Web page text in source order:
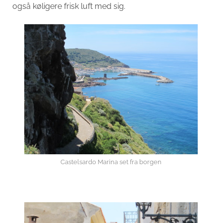
også køligere frisk luft med sig.
Castelsardo Marina set fra borgen